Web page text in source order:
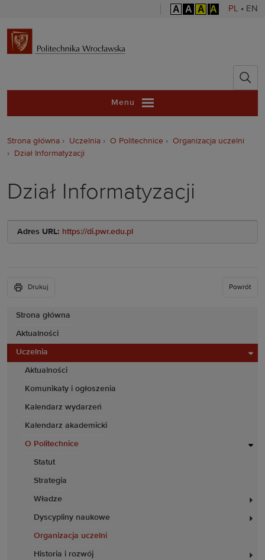
A A A A PL • EN
Politechnika
Menu
Strona główna
Aktualności
Uczelnia
Aktualności
Komunikaty i ogłoszenia
Kalendarz wydarzeń
Kalendarz akademicki
O Politechnice
Statut
Strategia
Władze
Dyscypliny naukowe
Organizacja uczelni
Historia i rozwój
Strona główna Uczelnia O Politechnice
Organizacja uczelni
Dział Informatyzacji
Dział Informatyzacji
Adres URL: https://di.pwr.edu.pl
Drukuj Powrót